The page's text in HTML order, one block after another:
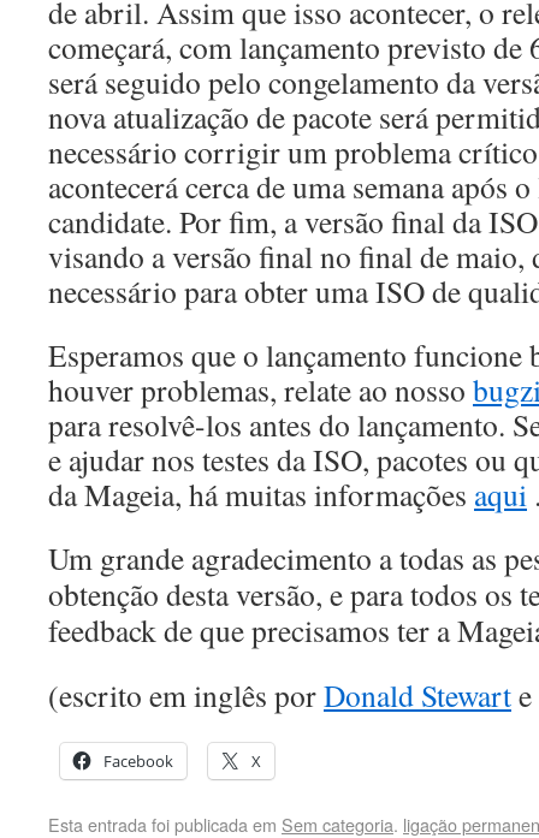
de abril. Assim que isso acontecer, o
começará, com lançamento previsto de
será seguido pelo congelamento da
nova atualização de pacote será
necessário corrigir um problema
acontecerá cerca de uma semana após
candidate. Por fim, a versão final da
visando a versão final no final de maio,
necessário para obter uma ISO de
Esperamos que o lançamento funcione
houver problemas, relate ao nosso
para resolvê-los antes do lançamento.
e ajudar nos testes da ISO, pacotes ou
da Mageia, há muitas informações aqui
Um grande agradecimento a todas as
obtenção desta versão, e para todos os
feedback de que precisamos ter a
(escrito em inglês porDonald Stewart
Facebook X
Esta entrada foi publicada em Sem categoria. ligação